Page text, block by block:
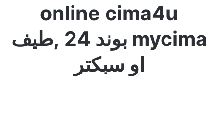
online cima4u
mycima بوند 24 ,طيف
او سبكتر